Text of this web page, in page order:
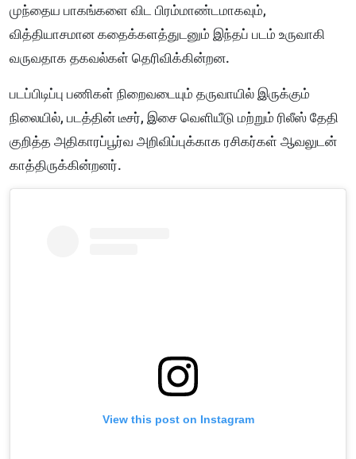
முந்தைய பாகங்களை விட பிரம்மாண்டமாகவும்,
வித்தியாசமான கதைக்களத்துடனும் இந்தப் படம் உருவாகி
வருவதாக தகவல்கள் தெரிவிக்கின்றன.
படப்பிடிப்பு பணிகள் நிறைவடையும் தருவாயில் இருக்கும்
நிலையில், படத்தின் டீசர், இசை வெளியீடு மற்றும் ரிலீஸ் தேதி
குறித்த அதிகாரப்பூர்வ அறிவிப்புக்காக ரசிகர்கள் ஆவலுடன்
காத்திருக்கின்றனர்.
View this post on Instagram